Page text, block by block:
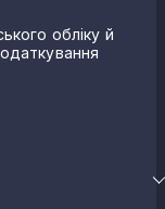
обліку й